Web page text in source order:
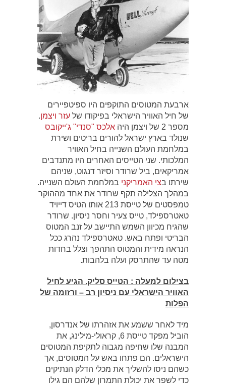
ארבעת המטוסים התוקפים היו ספיטפיירים
של חיל האוויר הישראלי בפיקודו של עזר ויצמן.
מספר 2 של ויצמן היה
אלכס "סנדי" ג'ייקובס
שנולד בארץ ישראל להורים בריטים ושירת
במלחמת העולם השנייה בחיל האוויר
המלכותי. שני הטייסים האחרים היו מתנדבים
אמריקאים, ביל שרודר וסיזר דנגוט, שניהם
שירתו בצי האמריקני במלחמת העולם השנייה.
במהלך הצלילה תקף שרודר את אחד מההוקר
טמפסטים של טייסת 213 אותו הטיס דייויד
טאטרספילד, טייס צעיר וחסר ניסיון. שרודר
שהגיח מכיוון השמש התיישב על זנב המטוס
הבריטי ופתח באש. טאטרספילד נהרג ככל
הנראה מידית והמטוס התהפך וצלל בחדות
מטה עד שהתרסק ועלה בלהבות.
בצילום למעלה : הטייס סליק. הגיע לחיל
האוויר הישראלי עם ניסיון רב – ורזומה של
הפלות
מיד לאחר ששמע את אזהרתו של אנדרסון,
הוביל מפקד טייסת 6, קראולי-מילינג, את
המבנה שלו שחיפה מגבוה לתקיפת המטוסים
הישראלים. הם פתחו באש על המטוסים, אך
כשהם ניסו להשליך את מכלי הדלק הנתיקים
כדי לשפר את יכולת התמרון שלהם הם גילו